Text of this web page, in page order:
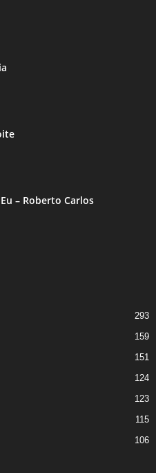
– Roberto Carlos
293
159
151
124
123
115
106